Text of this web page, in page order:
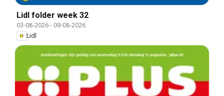
Lidl folder week 32
03-08-2026- 09-08-2026
Lidl